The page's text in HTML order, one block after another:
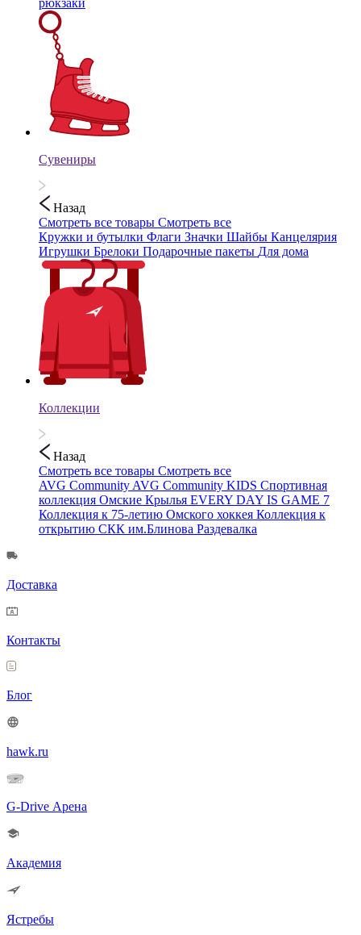
рюкзаки
Сувениры
Назад
Смотреть все товары Смотреть все
Кружки и бутылки Флаги Значки Шайбы Канцелярия
Игрушки Брелоки Подарочные пакеты Для дома
Коллекции
Назад
Смотреть все товары Смотреть все
AVG Community AVG Community KIDS Спортивная
коллекция Омские Крылья EVERY DAY IS GAME 7
Коллекция к 75-летию Омского хоккея Коллекция к
открытию СКК им.Блинова Раздевалка
Доставка
Контакты
Блог
hawk.ru
G-Drive Арена
Академия
Ястребы